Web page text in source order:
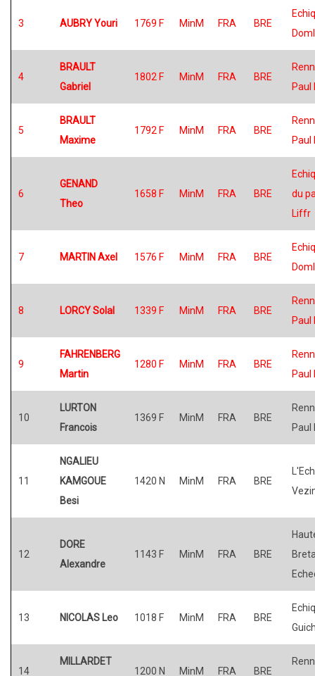
3 AUBRY Youri 1769 F MinM FRA BRE
4
BRAULT
Gabriel
1802 F MinM FRA BRE
Paul
5
BRAULT
Maxime
1792 F MinM FRA BRE
Paul
6
GENAND
Theo
1658 F MinM FRA BRE
du
Liffr
7 MARTIN Axel 1576 F MinM FRA BRE
8 LORCY Solal 1339 F MinM FRA BRE
Paul
9
FAHRENBERG
Martin
1280 F MinM FRA BRE
Paul
10
LURTON
Francois
1369 F MinM FRA BRE
Paul
11
NGALIEU
KAMGOUE
Besi
1420 N MinM FRA BRE
12
DORE
Alexandre
1143 F MinM FRA BRE
13 NICOLAS Leo 1018 F MinM FRA BRE
14
MILLARDET
1200 N MinM FRA BRE